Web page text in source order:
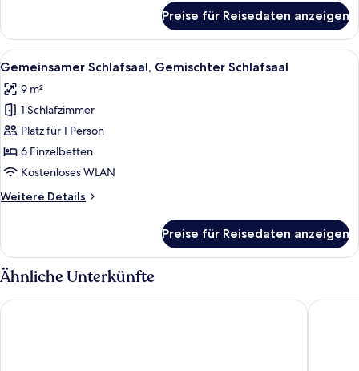
1
Queen-
Bett,
Preise für Reisedaten anzeigen
Alle
Fotos
für
Gemeinsamer
Schlafsaal,
Gemischter
Schlafsaal
Reihe von Etagenbetten in einem
1
Gemeinsamer Schlafsaal, Gemischter Schlafsaal
9 m²
1 Schlafzimmer
Platz für 1 Person
6 Einzelbetten
Kostenloses WLAN
Weitere Details
Weitere
Schlafsaal,
Gemischter
Schlafsaal
Preise für Reisedaten anzeigen
Ähnliche Unterkünfte
Q4 Hotel & Hostel Capital